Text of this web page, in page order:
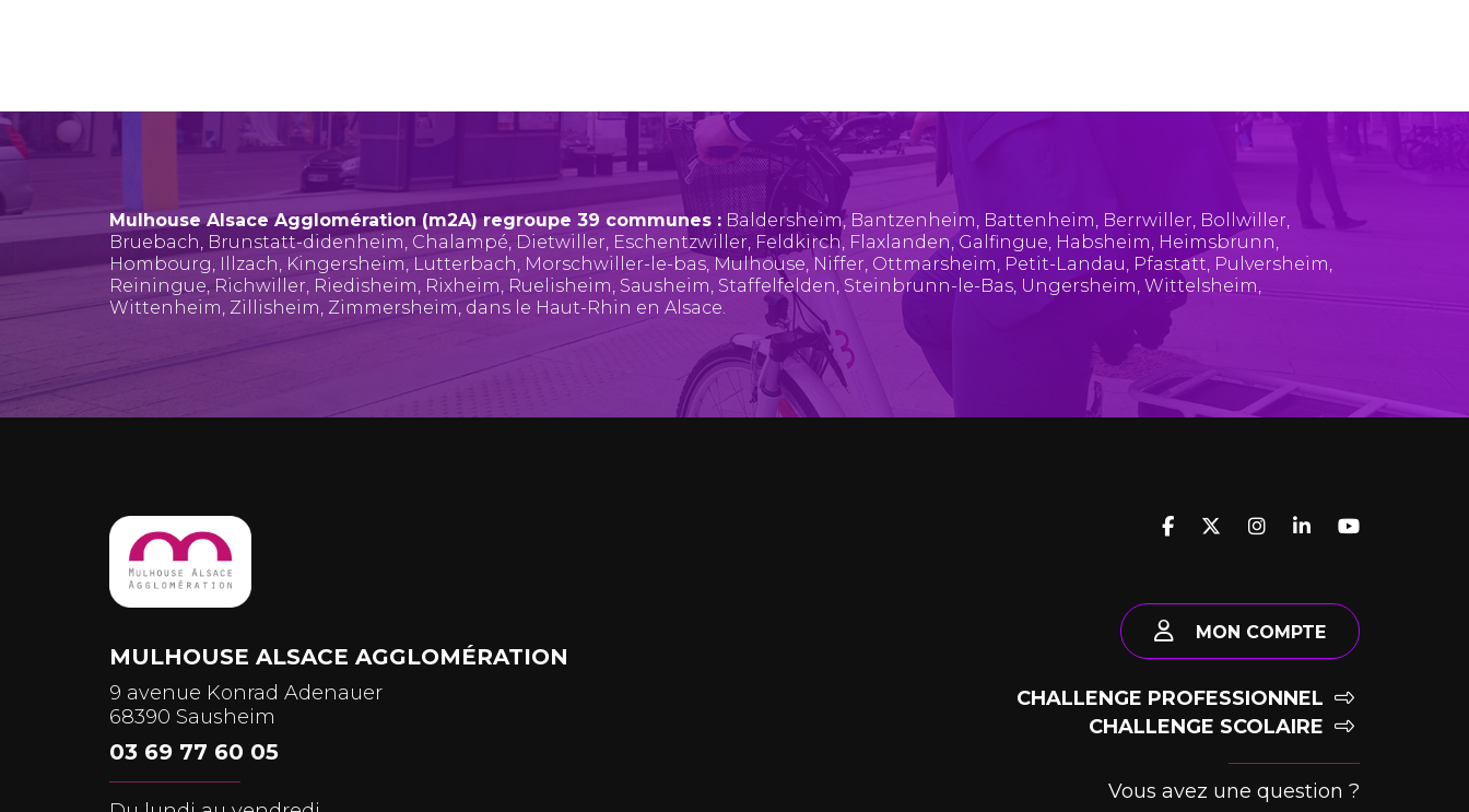
Mulhouse Alsace Agglomération (m2A) regroupe 39 communes : Baldersheim, Bantzenheim, Battenheim, Berrwiller, Bollwiller,
Bruebach, Brunstatt-didenheim, Chalampé, Dietwiller, Eschentzwiller, Feldkirch, Flaxlanden, Galfingue, Habsheim, Heimsbrunn,
Hombourg, Illzach, Kingersheim, Lutterbach, Morschwiller-le-bas,Mulhouse, Niffer, Ottmarsheim, Petit-Landau, Pfastatt, Pulversheim,
Reiningue, Richwiller, Riedisheim, Rixheim, Ruelisheim, Sausheim, Staffelfelden, Steinbrunn-le-Bas, Ungersheim, Wittelsheim,
Wittenheim, Zillisheim, Zimmersheim, dans le Haut-Rhin en Alsace.
MULHOUSE ALSACE AGGLOMÉRATION
9 avenue Konrad Adenauer
68390 Sausheim
03 69 77 60 05
MON COMPTE
CHALLENGE PROFESSIONNEL
CHALLENGE SCOLAIRE
Vous avez une question ?